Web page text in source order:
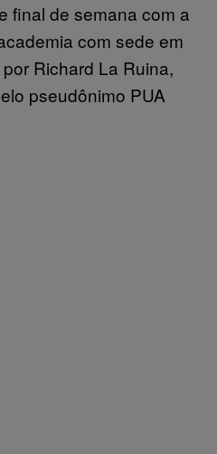
final de semana com a
com sede em
Richard La Ruina,
pseudônimo PUA